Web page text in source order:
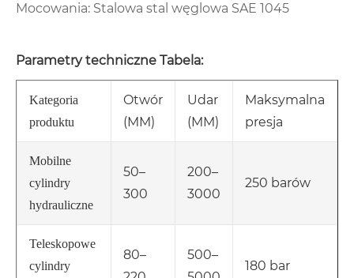
Mocowania: Stalowa stal węglowa SAE 1045
Parametry techniczne Tabela:
Kategoria
produktu
Otwór
(MM)
Udar
(MM)
Maksymalna
presja
Mobilne
cylindry
hydrauliczne
50–
300
200–
3000
250 barów
Teleskopowe
cylindry
80–
500–
180 bar